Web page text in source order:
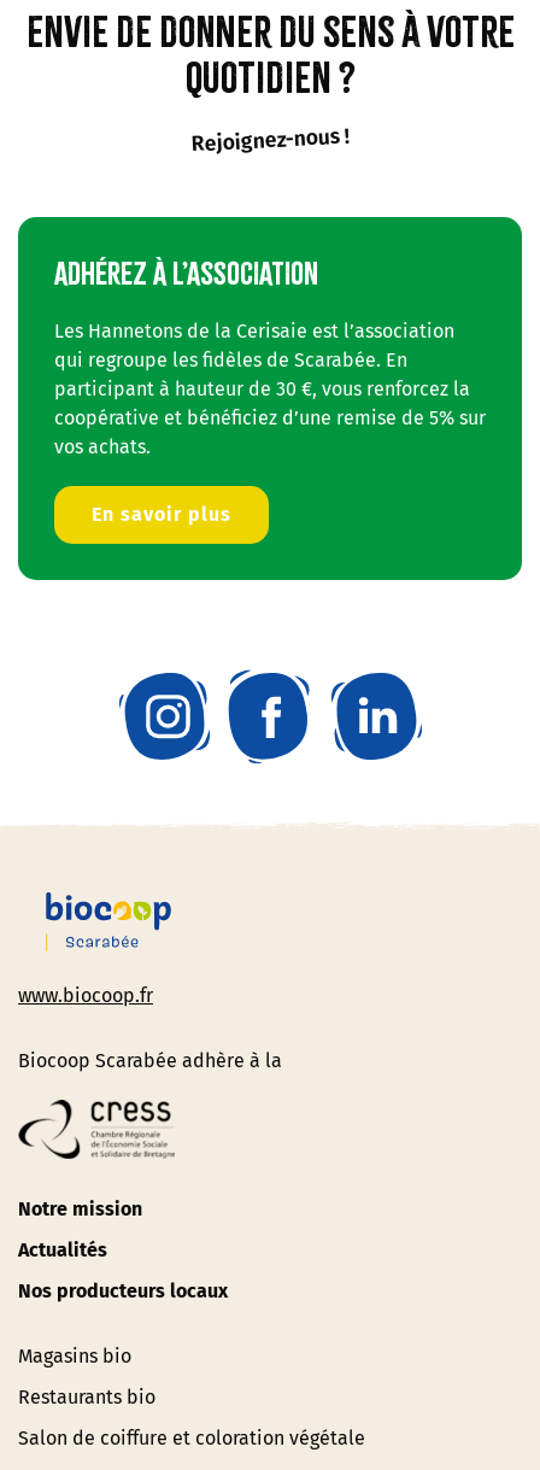
Envie de donner du sens à votre
quotidien ?
Rejoignez-nous !
ADHÉREZ À L’ASSOCIATION
Les Hannetons de la Cerisaie est l’association
qui regroupe les fidèles de Scarabée. En
participant à hauteur de 30 €, vous renforcez la
coopérative et bénéficiez d’une remise de 5% sur
vos achats.
En savoir plus
www.biocoop.fr
Biocoop Scarabée adhère à la
Notre mission
Actualités
Nos producteurs locaux
Magasins bio
Restaurants bio
Salon de coiffure et coloration végétale